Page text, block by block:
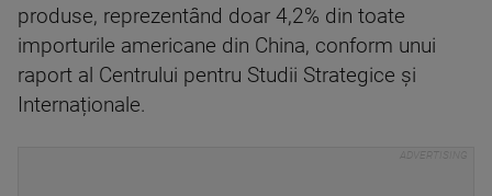
produse, reprezentând doar 4,2% din toate
importurile americane din China, conform unui
raport al Centrului pentru Studii Strategice și
Internaționale.